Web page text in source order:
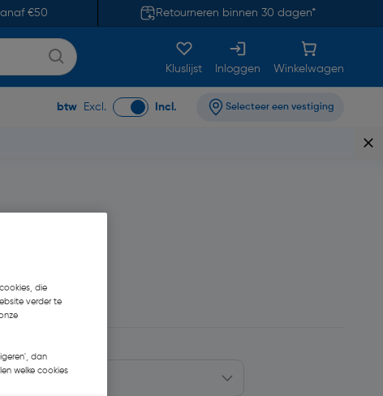
€50 Retourneren binnen 30 dagen*
Kluslijst Inloggen Winkelwagen
btw Excl. Incl. Selecteer een vestiging
die
verder te
dan
welke cookies